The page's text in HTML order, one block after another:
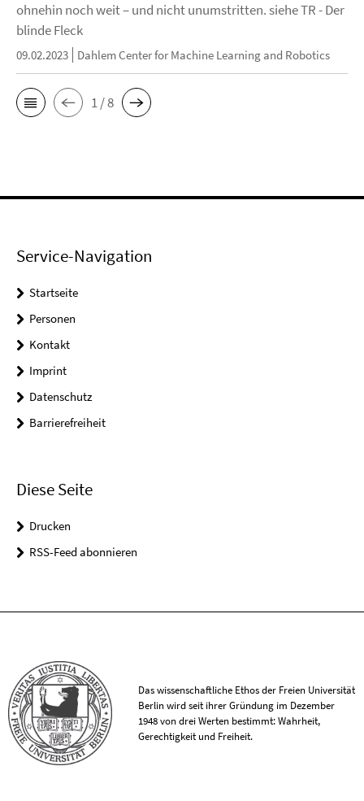
ohnehin noch weit – und nicht unumstritten. siehe TR - Der
blinde Fleck
09.02.2023 Dahlem Center for Machine Learning and Robotics
1 / 8
Service-Navigation
Startseite
Personen
Kontakt
Imprint
Datenschutz
Barrierefreiheit
Diese Seite
Drucken
RSS-Feed abonnieren
Das wissenschaftliche Ethos der Freien Universität
Berlin wird seit ihrer Gründung im Dezember
1948 von drei Werten bestimmt: Wahrheit,
Gerechtigkeit und Freiheit.